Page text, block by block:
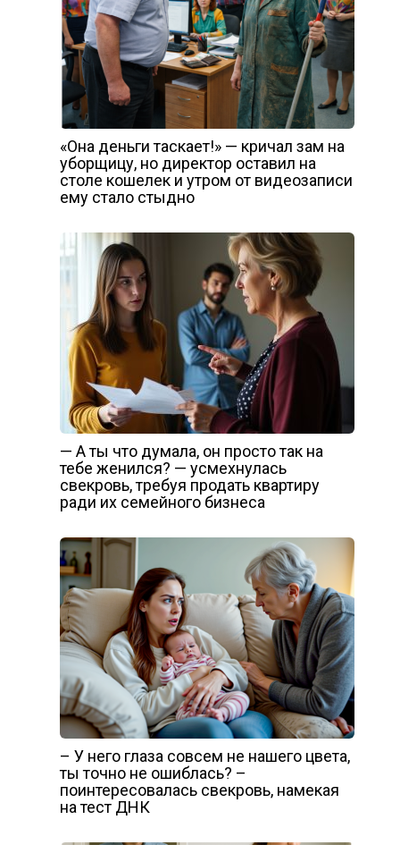
«Она деньги таскает!» — кричал зам на
уборщицу, но директор оставил на
столе кошелек и утром от видеозаписи
ему стало стыдно
— А ты что думала, он просто так на
тебе женился? — усмехнулась
свекровь, требуя продать квартиру
ради их семейного бизнеса
– У него глаза совсем не нашего цвета,
ты точно не ошиблась? –
поинтересовалась свекровь, намекая
на тест ДНК